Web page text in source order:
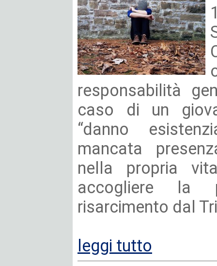
responsabilità
caso di un
“danno
mancata
nella propria
accogliere la
risarcimento dal
leggi tutto